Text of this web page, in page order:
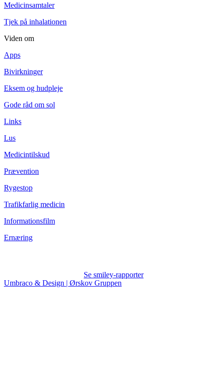
Medicinsamtaler
Tjek på inhalationen
Viden om
Apps
Bivirkninger
Eksem og hudpleje
Gode råd om sol
Links
Lus
Medicintilskud
Prævention
Rygestop
Trafikfarlig medicin
Informationsfilm
Ernæring
Se smiley-rapporter
Umbraco & Design | Ørskov Gruppen